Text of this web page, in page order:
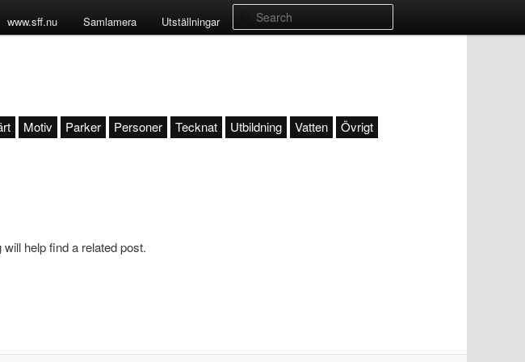
www.sff.nu Samlamera Utställningar Search
Motiv Parker Personer Tecknat Utbildning Vatten Övrigt
help find a related post.